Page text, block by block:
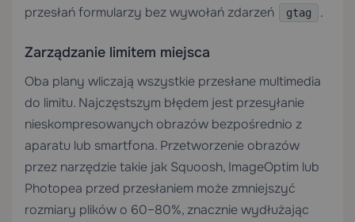
przesłań formularzy bez wywołań zdarzeń
gtag .
Zarządzanie limitem miejsca
Oba plany wliczają wszystkie przesłane multimedia
do limitu. Najczęstszym błędem jest przesyłanie
nieskompresowanych obrazów bezpośrednio z
aparatu lub smartfona. Przetworzenie obrazów
przez narzędzie takie jak Squoosh, ImageOptim lub
Photopea przed przesłaniem może zmniejszyć
rozmiary plików o 60–80%, znacznie wydłużając